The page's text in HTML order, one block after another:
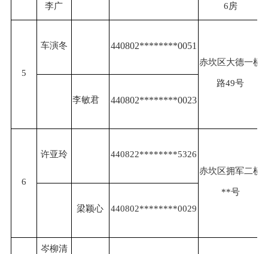
李广 6房
5
车演冬 440802********0051
赤坎区大德一横
路49号
李敏君 440802********0023
6
许亚玲
440822********5326
赤坎区拥军二横
**号
梁颖心 440802********0029
岑柳清